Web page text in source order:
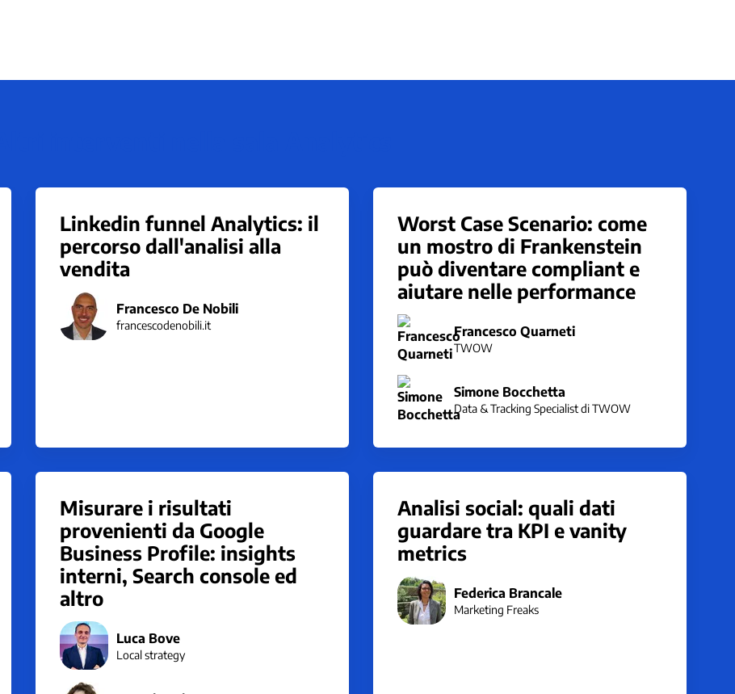
Linkedin funnel Analytics: il
percorso dall'analisi alla
vendita
Francesco De Nobili
francescodenobili.it
Worst Case Scenario: come
un mostro di Frankenstein
può diventare compliant e
aiutare nelle performance
Francesco Quarneti
TWOW
Simone Bocchetta
Data & Tracking Specialist di TWOW
Misurare i risultati
provenienti da Google
Business Profile: insights
interni, Search console ed
altro
Luca Bove
Local strategy
Analisi social: quali dati
guardare tra KPI e vanity
metrics
Federica Brancale
Marketing Freaks